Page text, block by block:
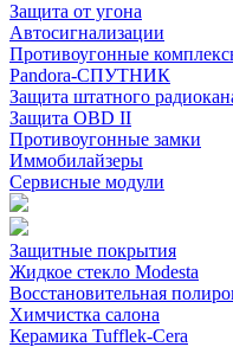
Защита от угона
Автосигнализации
Противоугонные
Pandora-СПУТНИК
Защита штатного
Защита OBD II
Противоугонные замки
Иммобилайзеры
Сервисные модули
Защитные покрытия
Жидкое стекло Modesta
Восстановительная
Химчистка салона
Керамика Tufflek-Cera